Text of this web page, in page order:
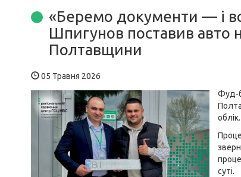
«Беремо документи — і
Шпигунов поставив авто
Полтавщини
05 Травня 2026
Фуд-
облік.
суті.